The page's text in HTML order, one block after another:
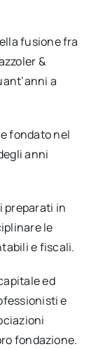
fusione fra
&
a
fondato nel
anni
preparati in
le
e fiscali.
ed
e
fondazione.